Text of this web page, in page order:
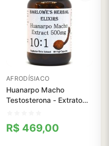
AFRODÍSIACO
Huanarpo Macho
Testosterona - Extrato
R$ 469,00